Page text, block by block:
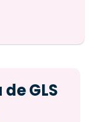
GLS